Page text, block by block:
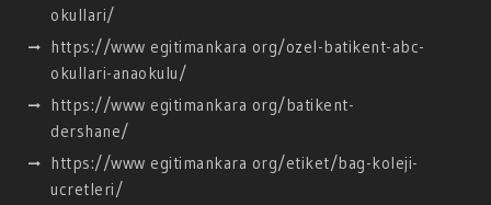
okullari/
https://www egitimankara org/ozel-batikent-abc-
okullari-anaokulu/
https://www egitimankara org/batikent-
dershane/
https://www egitimankara org/etiket/bag-koleji-
ucretleri/